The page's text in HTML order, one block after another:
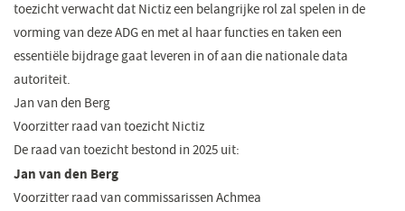
toezicht verwacht dat Nictiz een belangrijke rol zal spelen in de
vorming van deze ADG en met al haar functies en taken een
essentiële bijdrage gaat leveren in of aan die nationale data
autoriteit.
Jan van den Berg
Voorzitter raad van toezicht Nictiz
De raad van toezicht bestond in 2025 uit:
Jan van den Berg
Voorzitter raad van commissarissen Achmea